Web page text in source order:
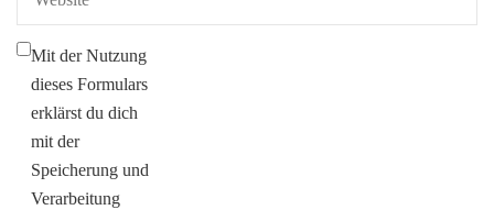
Mit der Nutzung
dieses Formulars
erklärst du dich
mit der
Speicherung und
Verarbeitung